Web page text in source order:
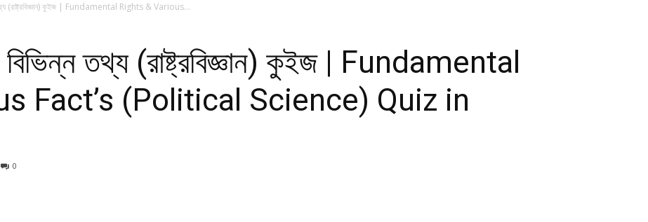
(রাষ্ট্রবিজ্ঞান) কুইজ | Fundamental Rights & Various...
তথ্য (রাষ্ট্রবিজ্ঞান) কুইজ | Fundamental
Fact’s (Political Science) Quiz in
0